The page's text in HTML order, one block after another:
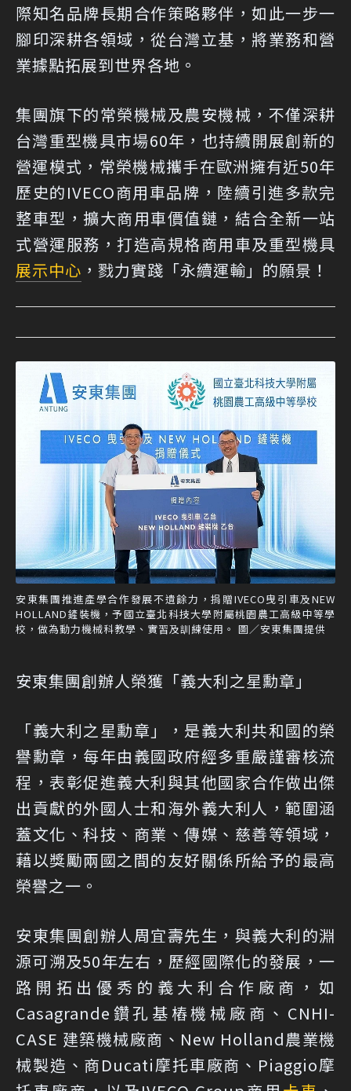
際知名品牌長期合作策略夥伴，如此一步一
腳印深耕各領域，從台灣立基，將業務和營
業據點拓展到世界各地。
集團旗下的常榮機械及農安機械，不僅深耕
台灣重型機具市場60年，也持續開展創新的
營運模式，常榮機械攜手在歐洲擁有近50年
歷史的IVECO商用車品牌，陸續引進多款完
整車型，擴大商用車價值鏈，結合全新一站
式營運服務，打造高規格商用車及重型機具
展示中心 ，戮力實踐「永續運輸」的願景！
安東集團推進產學合作發展不遺餘力，捐贈IVECO曳引車及NEW
HOLLAND鏟裝機，予國立臺北科技大學附屬桃園農工高級中等學
校，做為動力機械科教學、實習及訓練使用。 圖／安東集團提供
安東集團創辦人榮獲「義大利之星勳章」
「義大利之星勳章」，是義大利共和國的榮
譽勳章，每年由義國政府經多重嚴謹審核流
程，表彰促進義大利與其他國家合作做出傑
出貢獻的外國人士和海外義大利人，範圍涵
蓋文化、科技、商業、傳媒、慈善等領域，
藉以獎勵兩國之間的友好關係所給予的最高
榮譽之一。
安東集團創辦人周宜壽先生，與義大利的淵
源可溯及50年左右，歷經國際化的發展，一
路開拓出優秀的義大利合作廠商，如
Casagrande鑽孔基樁機械廠商、CNHI-
CASE 建築機械廠商、New Holland農業機
械製造、商Ducati摩托車廠商、Piaggio摩